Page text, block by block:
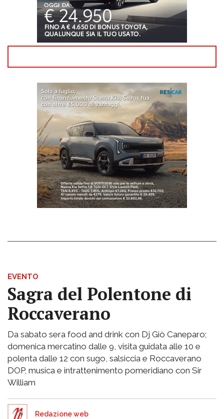
EVENTO
Sagra del Polentone di
Roccaverano
Da sabato sera food and drink con Dj Giò Caneparo;
domenica mercatino dalle 9, visita guidata alle 10 e
polenta dalle 12 con sugo, salsiccia e Roccaverano
DOP, musica e intrattenimento pomeridiano con Sir
William
Redazione web